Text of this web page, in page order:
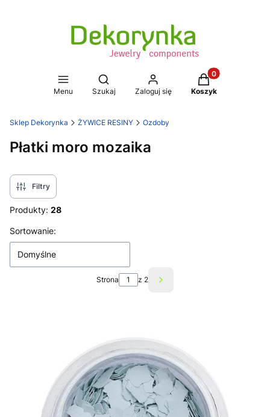
Menu
Otwórz wyszukiwarkę
Szukaj Zaloguj się
Produkty w
Koszyk
Sklep Dekorynka ŻYWICE RESINY Ozdoby
Płatki moro mozaika
Filtry
Produkty: 28
Lista produktów
Sortowanie:
Domyślne
Strona z 2 Następne produkty